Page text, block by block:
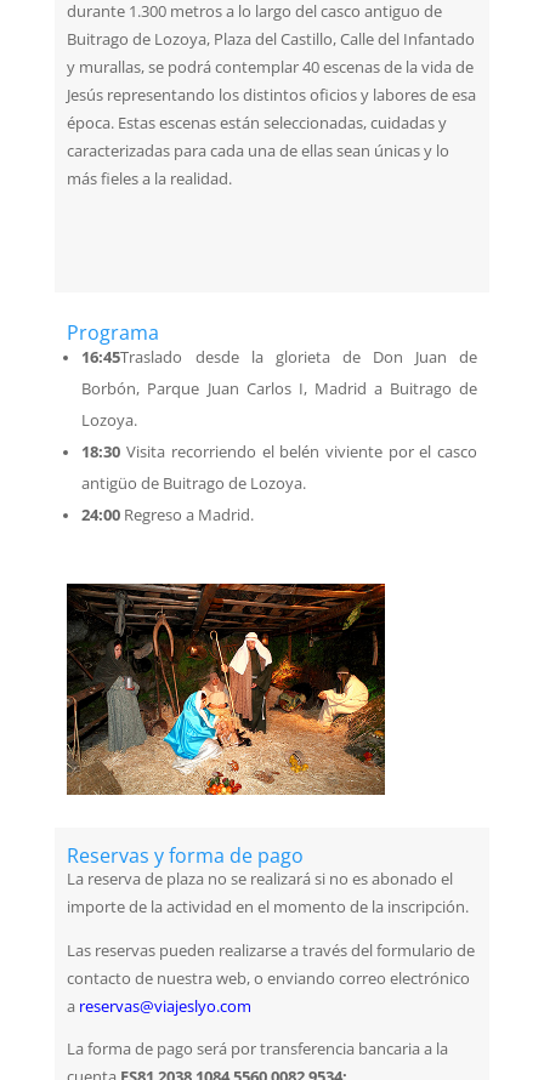
durante 1.300 metros a lo largo del casco antiguo de
Buitrago de Lozoya, Plaza del Castillo, Calle del Infantado
y murallas, se podrá contemplar 40 escenas de la vida de
Jesús representando los distintos oficios y labores de esa
época. Estas escenas están seleccionadas, cuidadas y
caracterizadas para cada una de ellas sean únicas y lo
más fieles a la realidad.
Programa
16:45Traslado desde la glorieta de Don Juan de
Borbón, Parque Juan Carlos I, Madrid a Buitrago de
Lozoya.
18:30 Visita recorriendo el belén viviente por el casco
antigüo de Buitrago de Lozoya.
24:00 Regreso a Madrid.
Reservas y forma de pago
La reserva de plaza no se realizará si no es abonado el
importe de la actividad en el momento de la inscripción.
Las reservas pueden realizarse a través del formulario de
contacto de nuestra web, o enviando correo electrónico
a reservas@viajeslyo.com
La forma de pago será por transferencia bancaria a la